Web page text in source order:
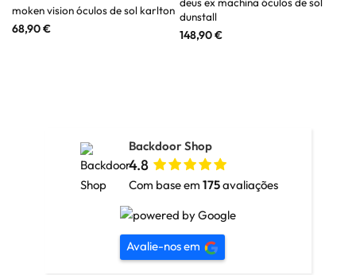
moken vision óculos de sol karlton
68,90€
dunstall
148,90€
Backdoor Shop
4.8
Com base em 175avaliações
Avalie-nos em